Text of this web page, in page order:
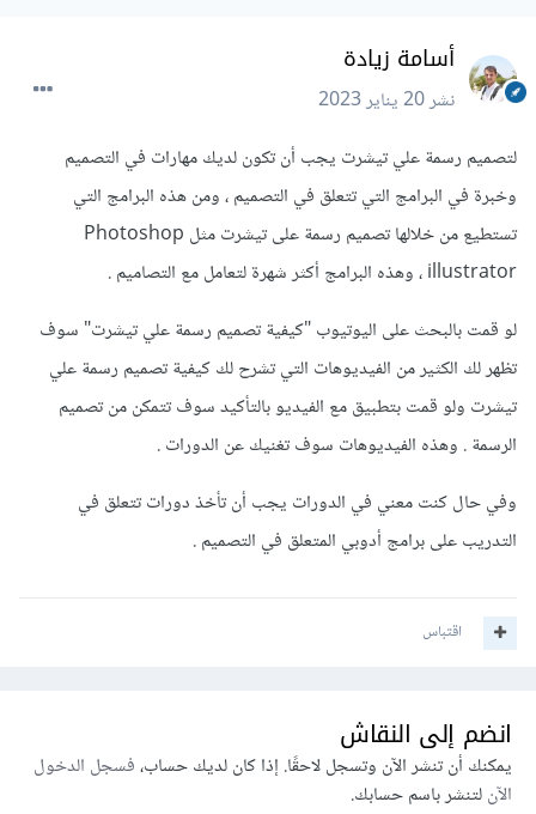
أسامة زيادة
نشر20 يناير 2023
لتصميم رسمة علي تيشرت يجب أن تكون لديك مهارات في التصميم
وخبرة في البرامج التي تتعلق في التصميم ، ومن هذه البرامج التي
تستطيع من خلالها تصميم رسمة على تيشرت مثل Photoshop
، illustrator وهذه البرامج أكثر شهرة لتعامل مع التصاميم .
لو قمت بالبحث على اليوتيوب "كيفية تصميم رسمة علي تيشرت" سوف
تظهر لك الكثير من الفيديوهات التي تشرح لك كيفية تصميم رسمة علي
تيشرت ولو قمت بتطبيق مع الفيديو بالتأكيد سوف تتمكن من تصميم
الرسمة . وهذه الفيديوهات سوف تغنيك عن الدورات .
وفي حال كنت معني في الدورات يجب أن تأخذ دورات تتعلق في
التدريب على برامج أدوبي المتعلق في التصميم .
اقتباس
انضم إلى النقاش
يمكنك أن تنشر الآن وتسجل لاحقًا. إذا كان لديك حساب،فسجل الدخول
الآنلتنشر باسم حسابك.